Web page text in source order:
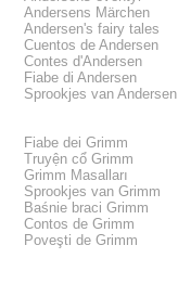
Andersens Märchen
Andersen's fairy tales
Cuentos de Andersen
Contes d'Andersen
Fiabe di Andersen
Sprookjes van Andersen
Fiabe dei Grimm
Truyện cổ Grimm
Grimm Masalları
Sprookjes van Grimm
Baśnie braci Grimm
Contos de Grimm
Poveşti de Grimm